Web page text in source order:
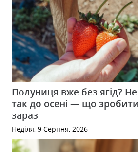
Полуниця вже без ягід?
так до осені — що
зараз
Неділя, 9 Серпня, 2026